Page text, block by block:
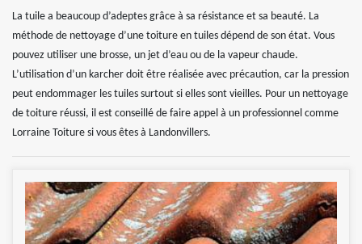
La tuile a beaucoup d’adeptes grâce à sa résistance et sa beauté. La
méthode de nettoyage d’une toiture en tuiles dépend de son état. Vous
pouvez utiliser une brosse, un jet d’eau ou de la vapeur chaude.
L’utilisation d’un karcher doit être réalisée avec précaution, car la pression
peut endommager les tuiles surtout si elles sont vieilles. Pour un nettoyage
de toiture réussi, il est conseillé de faire appel à un professionnel comme
Lorraine Toiture si vous êtes à Landonvillers.